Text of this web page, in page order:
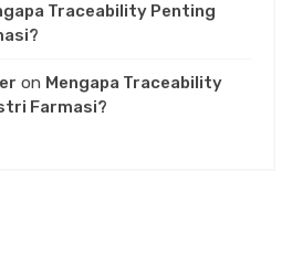
Traceability Penting
on Mengapa Traceability
Farmasi?